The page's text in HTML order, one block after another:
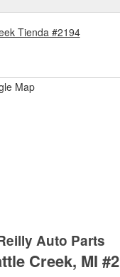
Tienda #2194
Auto Parts
Creek, MI